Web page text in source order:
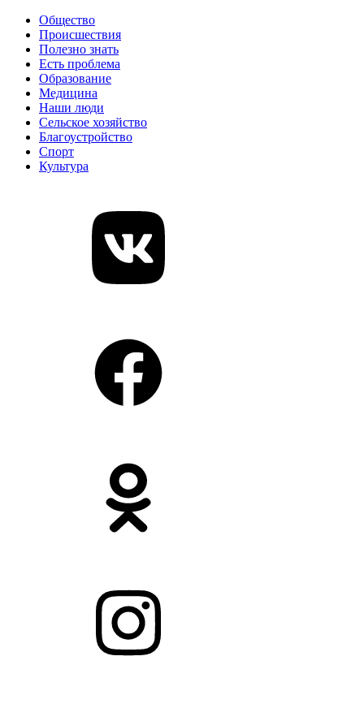
Общество
Происшествия
Полезно знать
Есть проблема
Образование
Медицина
Наши люди
Сельское хозяйство
Благоустройство
Спорт
Культура